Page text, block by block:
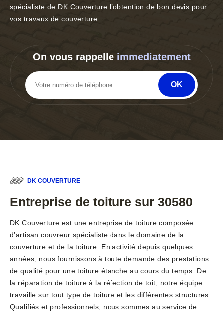
spécialiste de DK Couverture l’obtention de bon devis pour
vos travaux de couverture.
On vous rappelle immediatement
DK COUVERTURE
Entreprise de toiture sur 30580
DK Couverture est une entreprise de toiture composée
d’artisan couvreur spécialiste dans le domaine de la
couverture et de la toiture. En activité depuis quelques
années, nous fournissons à toute demande des prestations
de qualité pour une toiture étanche au cours du temps. De
la réparation de toiture à la réfection de toit, notre équipe
travaille sur tout type de toiture et les différentes structures.
Qualifiés et professionnels, nous sommes au service de